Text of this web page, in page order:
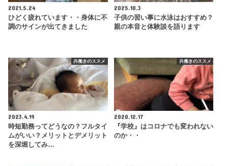
2021.5.24
ひどく疲れています・・身体に不
調のサインが出てきました
2025.10.3
子供の習い事に水泳はおすすめ？
親の本音と体験談を語ります
共働きのススメ
2023.4.19
時短勤務ってどうなの？フルタイ
ムがいい？メリットとデメリット
を深堀してみ…
共働きのススメ
2020.12.17
『学校』はコロナでも変われない
のか・・